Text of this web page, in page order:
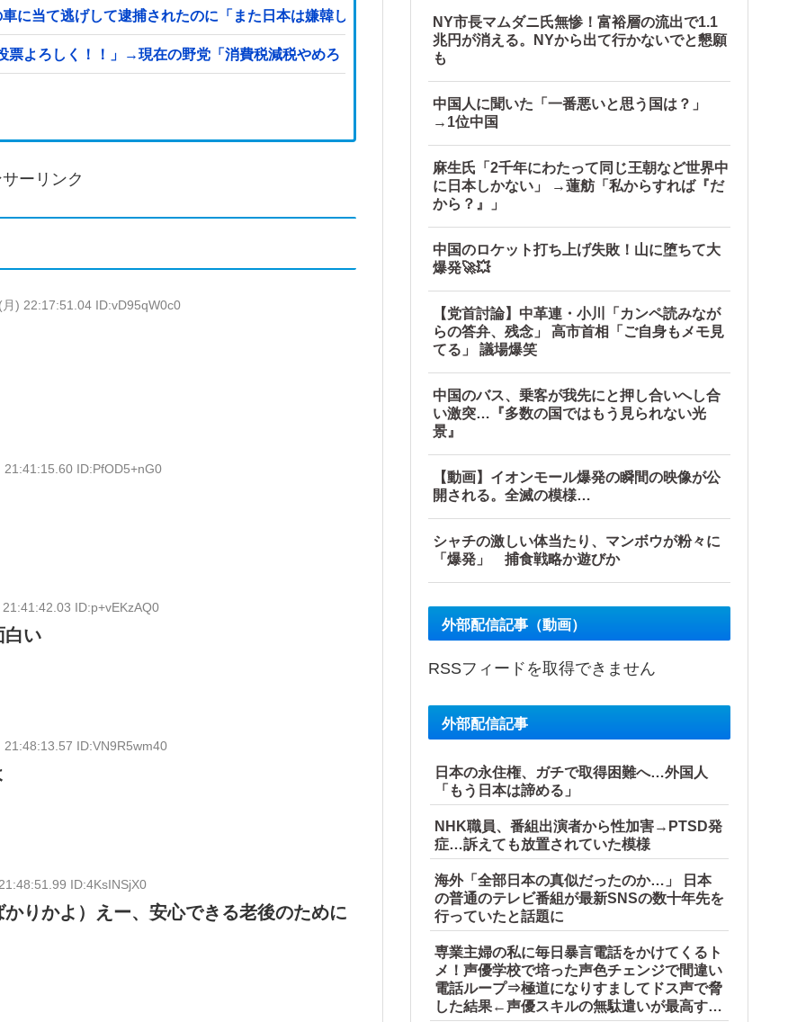
に当て逃げして逮捕されたのに「また日本は嫌韓しようとしている」と決めつけて責任転嫁
よろしく！！」→現在の野党「消費税減税やめろ！！財源はどうするんだ！！」他
ーリンク
) 22:17:51.04 ID:vD95qW0c0
ID:PfOD5+nG0
ID:p+vEKzAQ0
白い
ID:VN9R5wm40
ID:4KsINSjX0
りかよ）えー、安心できる老後のために
NY市長マムダニ氏無惨！富裕層の流出で1.1
兆円が消える。NYから出て行かないでと懇願
も
中国人に聞いた「一番悪いと思う国は？」
→1位中国
麻生氏「2千年にわたって同じ王朝など世界中
に日本しかない」 →蓮舫「私からすれば『だ
から？』」
中国のロケット打ち上げ失敗！山に堕ちて大
爆発🚀💥
【党首討論】中革連・小川「カンペ読みなが
らの答弁、残念」 高市首相「ご自身もメモ見
てる」 議場爆笑
中国のバス、乗客が我先にと押し合いへし合
い激突…『多数の国ではもう見られない光
景』
【動画】イオンモール爆発の瞬間の映像が公
開される。全滅の模様…
シャチの激しい体当たり、マンボウが粉々に
「爆発」 捕食戦略か遊びか
外部配信記事（動画）
RSSフィードを取得できません
外部配信記事
日本の永住権、ガチで取得困難へ…外国人
「もう日本は諦める」
NHK職員、番組出演者から性加害→PTSD発
症…訴えても放置されていた模様
海外「全部日本の真似だったのか…」 日本
の普通のテレビ番組が最新SNSの数十年先を
行っていたと話題に
専業主婦の私に毎日暴言電話をかけてくるト
メ！声優学校で培った声色チェンジで間違い
電話ループ⇒極道になりすましてドス声で脅
した結果←声優スキルの無駄遣いが最高すぎ